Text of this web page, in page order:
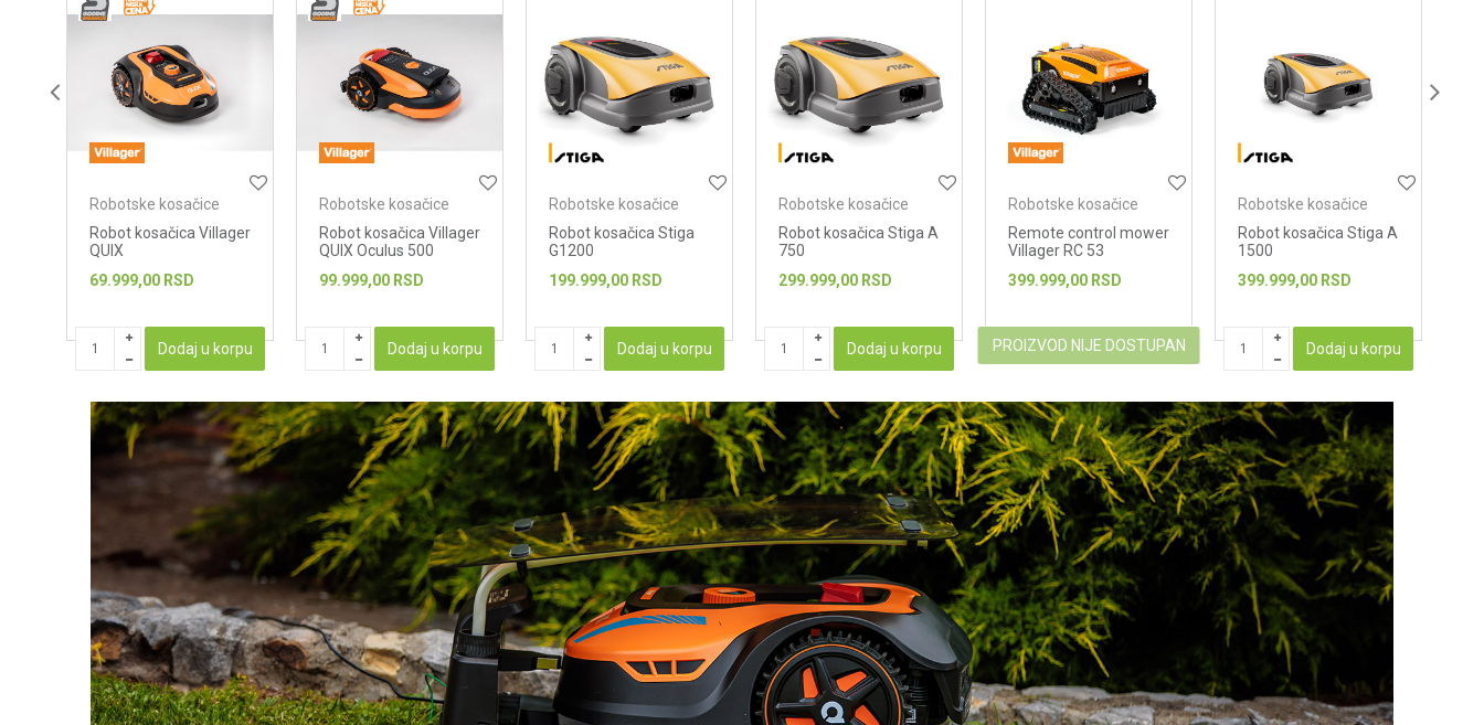
Robotske kosačice
Robot kosačica Villager
QUIX Oculus 500
99.999,00 RSD
Dodaj u korpu
Robotske kosačice
Robot kosačica Stiga
G1200
199.999,00RSD
Dodaj u korpu
Robotske kosačice
Robot kosačica Stiga A
750
299.999,00 RSD
Dodaj u korpu
Robotske kosačice
Remote control mower
Villager RC 53
399.999,00 RSD
PROIZVOD NIJE DOSTUPAN
Robotske kosačice
Robot kosačica Stiga A
1500
399.999,00 RSD
Dodaj u korpu
Robotske kosačice
Robot kosačica Stiga A
3000
499.999,00 RSD
Dodaj u korpu